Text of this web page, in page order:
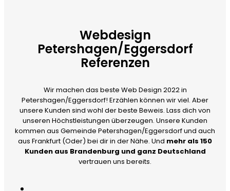
Webdesign
Petershagen/Eggersdorf
Referenzen
Wir machen das beste Web Design 2022 in
Petershagen/Eggersdorf! Erzählen können wir viel. Aber
unsere Kunden sind wohl der beste Beweis. Lass dich von
unseren Höchstleistungen überzeugen. Unsere Kunden
kommen aus Gemeinde Petershagen/Eggersdorf und auch
aus Frankfurt (Oder) bei dir in der Nähe. Und mehr als 150
Kunden aus Brandenburg und ganz Deutschland
vertrauen uns bereits.